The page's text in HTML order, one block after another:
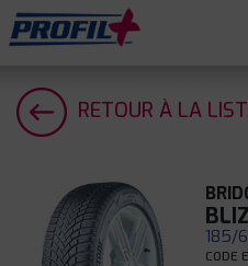
RETOUR À LA
185/
CODE